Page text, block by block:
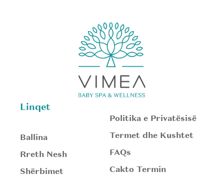
Linqet
Ballina
Rreth Nesh
Shërbimet
Politika e Privatësisë
Termet dhe Kushtet
FAQs
Cakto Termin